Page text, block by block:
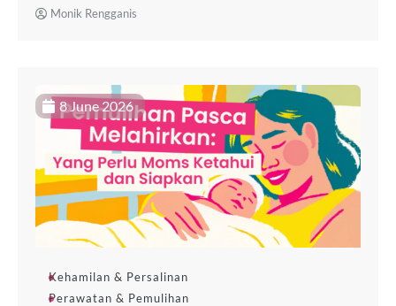
Monik Rengganis
8 June 2026
Kehamilan & Persalinan
Perawatan & Pemulihan